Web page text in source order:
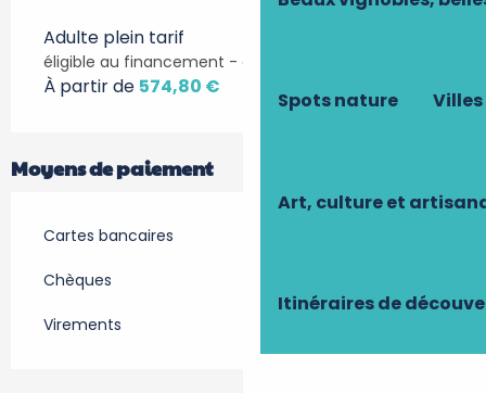
Spots nature
Art, culture et
Itinéraires de
Adulte plein tarif
éligible au financement - crédit de formation
À partir de 574,80 €
Moyens de paiement
Cartes bancaires
Chèques
Virements